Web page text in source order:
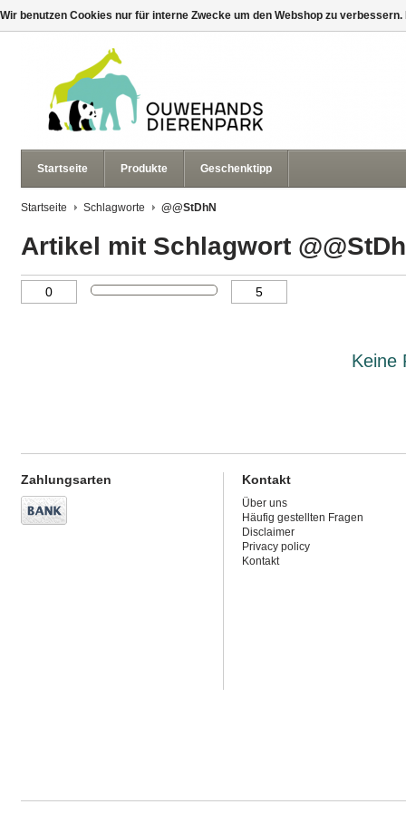
Startseite Produkte Geschenktipp
Startseite Schlagworte @@StDhN
Artikel mit Schlagwort
Keine
Zahlungsarten Kontakt
Über uns
Häufig gestellten Fragen
Disclaimer
Privacy policy
Kontakt
Wir benutzen Cookies nur für interne Zwecke um den Webshop zu